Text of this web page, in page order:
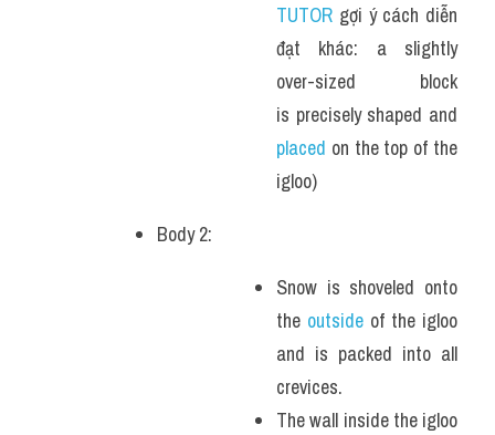
TUTOR gợi ý cách diễn
đạt khác: a slightly
over-sized block
placed on the top of the
igloo)
Body 2:
Snow is shoveled onto
the outside of the igloo
and is packed into all
crevices.
The wall inside the igloo